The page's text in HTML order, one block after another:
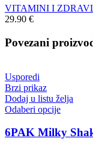
VITAMINI I
29.90 €
Povezani
Usporedi
Brzi prikaz
Dodaj u listu želja
Odaberi opcije
6PAK Milky